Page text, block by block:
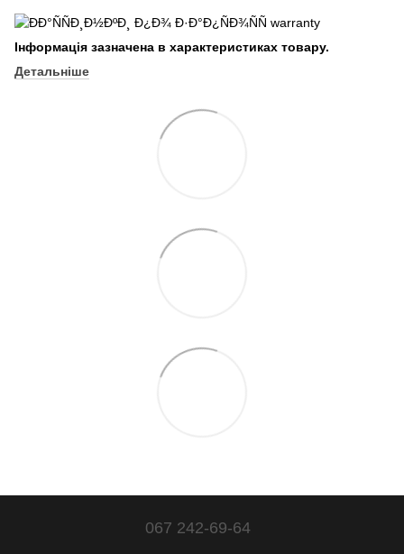
Інформація зазначена в характеристиках товару.
Детальніше
067 242-69-64